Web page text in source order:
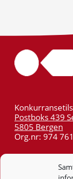
Postboks 439
5805 Bergen
Org.nr: 974
55 59